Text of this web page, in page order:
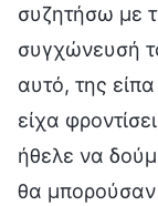
συζητήσω με
συγχώνευσή
αυτό, της
είχα
ήθελε να
θα μπορούσαν